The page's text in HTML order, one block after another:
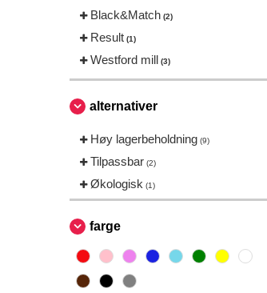
Black&Match (2)
Result (1)
Westford mill (3)
alternativer
Høy lagerbeholdning (9)
Tilpassbar (2)
Økologisk (1)
farge